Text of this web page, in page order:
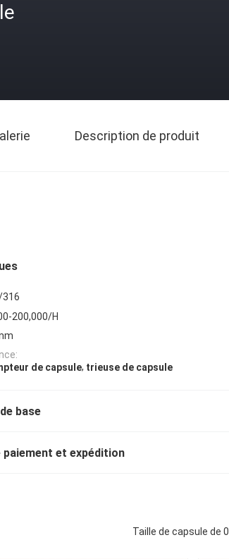
Description de produit
316
200,000/H
de capsule, trieuse de capsule
base
paiement et expédition
Taille de capsule de